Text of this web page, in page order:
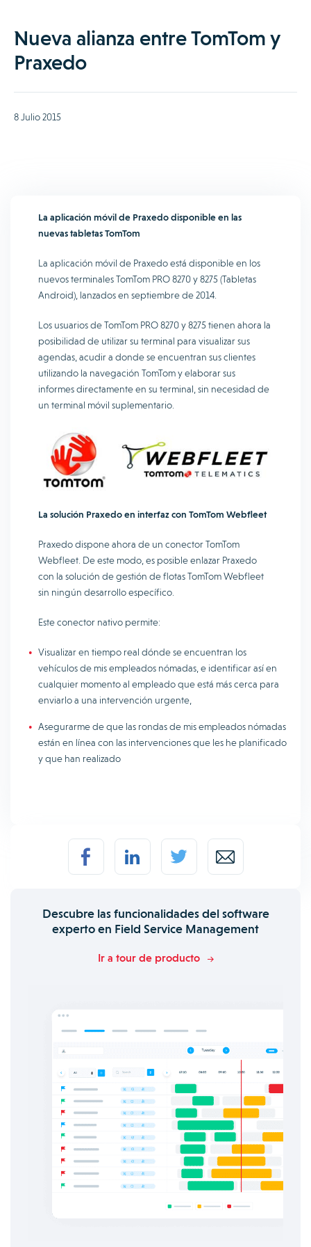
Nueva alianza entre TomTom y
Praxedo
8 Julio 2015
La aplicación móvil de Praxedo disponible en las
nuevas tabletas TomTom
La aplicación móvil de Praxedo está disponible en los
nuevos terminales TomTom PRO 8270 y 8275 (Tabletas
Android), lanzados en septiembre de 2014.
Los usuarios de TomTom PRO 8270 y 8275 tienen ahora la
posibilidad de utilizar su terminal para visualizar sus
agendas, acudir a donde se encuentran sus clientes
utilizando la navegación TomTom y elaborar sus
informes directamente en su terminal, sin necesidad de
un terminal móvil suplementario.
La solución Praxedo en interfaz con TomTom Webfleet
Praxedo dispone ahora de un conector TomTom
Webfleet. De este modo, es posible enlazar Praxedo
con la solución de gestión de flotas TomTom Webfleet
sin ningún desarrollo específico.
Este conector nativo permite:
Visualizar en tiempo real dónde se encuentran los
vehículos de mis empleados nómadas, e identificar así en
cualquier momento al empleado que está más cerca para
enviarlo a una intervención urgente,
Asegurarme de que las rondas de mis empleados nómadas
están en línea con las intervenciones que les he planificado
y que han realizado
Descubre las funcionalidades del software
experto en Field Service Management
Ir a tour de producto